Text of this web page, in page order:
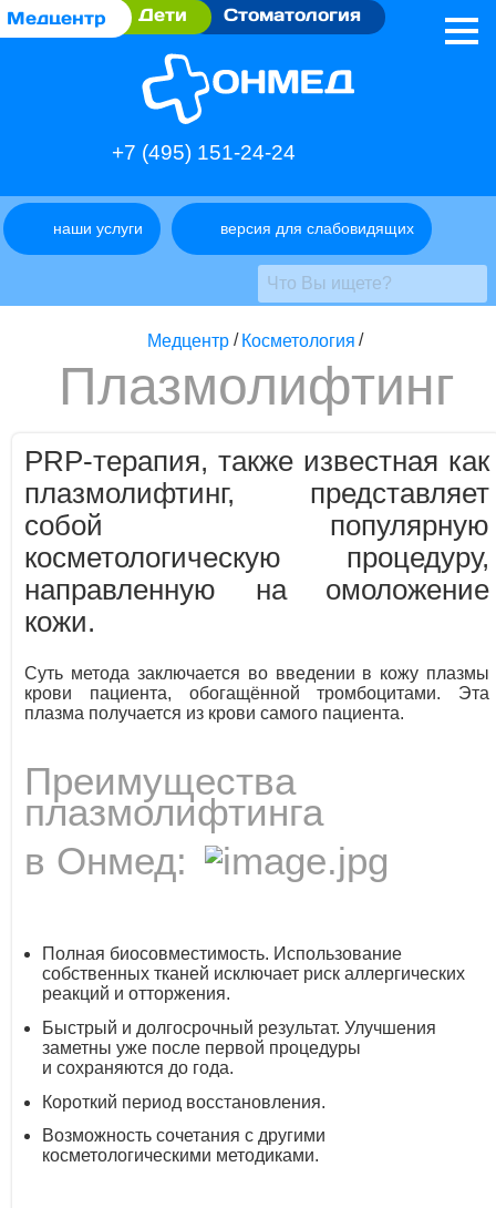
Медцентр Дети Стоматология
+7 (495) 151-24-24
наши услуги версия для слабовидящих
Медцентр / Косметология /
Плазмолифтинг
PRP-терапия, также известная как
плазмолифтинг, представляет
собой популярную
косметологическую процедуру,
направленную на омоложение
кожи.
Суть метода заключается во введении в кожу плазмы
крови пациента, обогащённой тромбоцитами. Эта
плазма получается из крови самого пациента.
Преимущества
плазмолифтинга
в Онмед:
Полная биосовместимость. Использование
собственных тканей исключает риск аллергических
реакций и отторжения.
Быстрый и долгосрочный результат. Улучшения
заметны уже после первой процедуры
и сохраняются до года.
Короткий период восстановления.
Возможность сочетания с другими
косметологическими методиками.